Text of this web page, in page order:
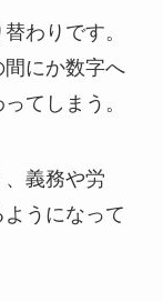
わりです。
間にか数字へ
てしまう。
義務や労
うになって